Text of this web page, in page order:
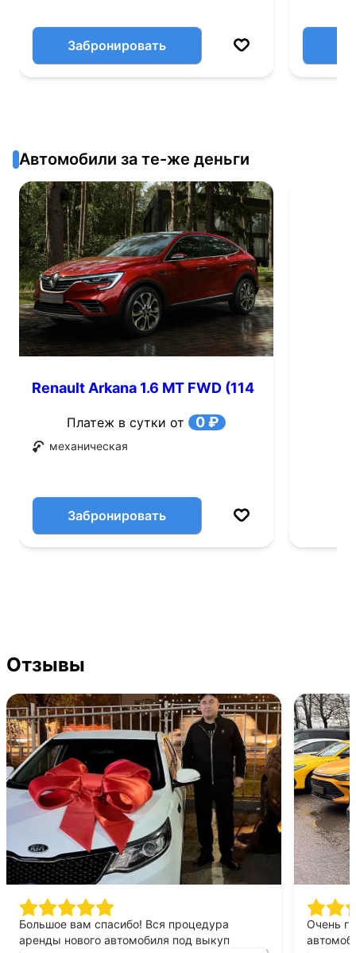
Забронировать
Автомобили за те-же деньги
Renault Arkana 1.6 MT FWD (114
Платеж в сутки от 0 ₽
механическая
Забронировать
Отзывы
Большое вам спасибо! Вся процедура
аренды нового автомобиля под выкуп
Очень